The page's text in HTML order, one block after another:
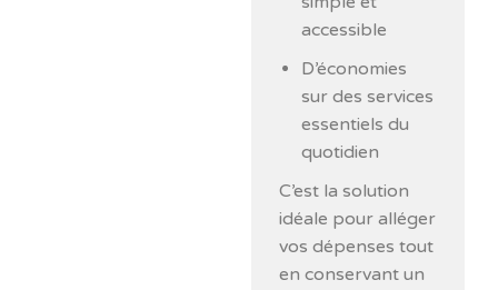
accessible
D’économies
sur des services
essentiels du
quotidien
C’est la solution
idéale pour alléger
vos dépenses tout
en conservant un